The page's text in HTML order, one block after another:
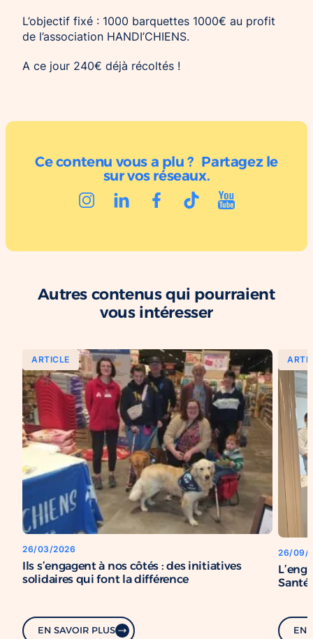
L’objectif fixé : 1000 barquettes 1000€ au profit
de l’association HANDI’CHIENS.
A ce jour 240€ déjà récoltés !
Ce contenu vous a plu ? Partagez le
sur vos réseaux.
Autres contenus qui pourraient
vous intéresser
ARTICLE
26/03/2026
Ils s’engagent à nos côtés : des initiatives
solidaires qui font la différence
EN SAVOIR PLUS
26/09/
Santé
EN